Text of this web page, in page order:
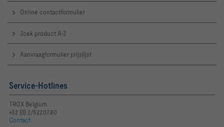
Online contactformulier
Zoek product A-Z
Aanvraagformulier prijslijst
Service-Hotlines
TROX Belgium
+32 (0) 2/522.07.80
Contact